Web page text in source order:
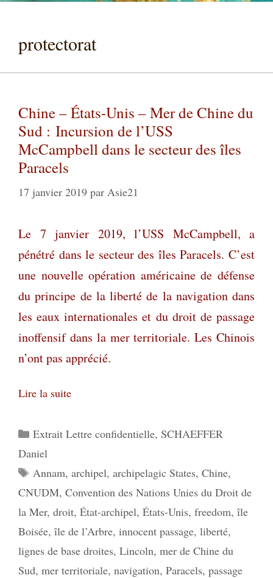
protectorat
Chine – États-Unis – Mer de Chine du
Sud : Incursion de l’USS
McCampbell dans le secteur des îles
Paracels
17 janvier 2019 par Asie21
Le 7 janvier 2019, l’USS McCampbell, a
pénétré dans le secteur des îles Paracels. C’est
une nouvelle opération américaine de défense
du principe de la liberté de la navigation dans
les eaux internationales et du droit de passage
inoffensif dans la mer territoriale. Les Chinois
n’ont pas apprécié.
Lire la suite
Catégories
Extrait Lettre confidentielle, SCHAEFFER
Daniel
Étiquettes
Annam, archipel, archipelagic States, Chine,
CNUDM, Convention des Nations Unies du Droit de
la Mer, droit, État-archipel, États-Unis, freedom, île
Boisée, île de l’Arbre, innocent passage, liberté,
lignes de base droites, Lincoln, mer de Chine du
Sud, mer territoriale, navigation, Paracels, passage